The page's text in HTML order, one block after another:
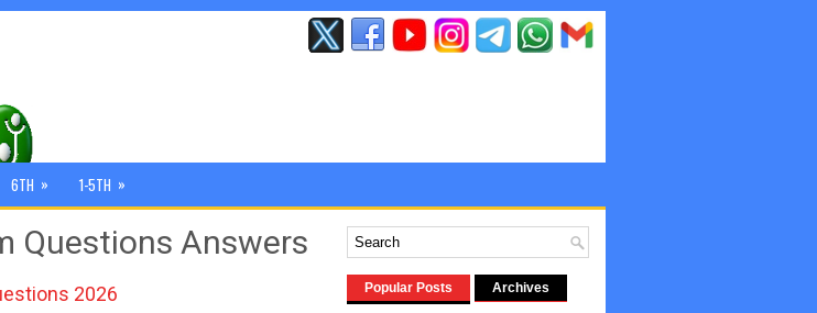
6TH » 1-5TH »
Questions Answers
2026
Popular Posts Archives